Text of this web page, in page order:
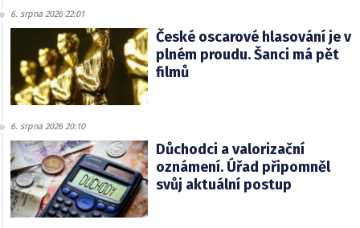
6. srpna 2026 22:01
České oscarové hlasování je v
plném proudu. Šanci má pět
filmů
6. srpna 2026 20:10
Důchodci a valorizační
oznámení. Úřad připomněl
svůj aktuální postup